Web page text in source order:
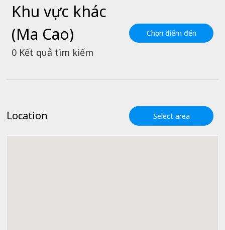
Khu vực khác
(Ma Cao)
0 Kết quả tìm kiếm
Chọn điểm đến
Location Select area